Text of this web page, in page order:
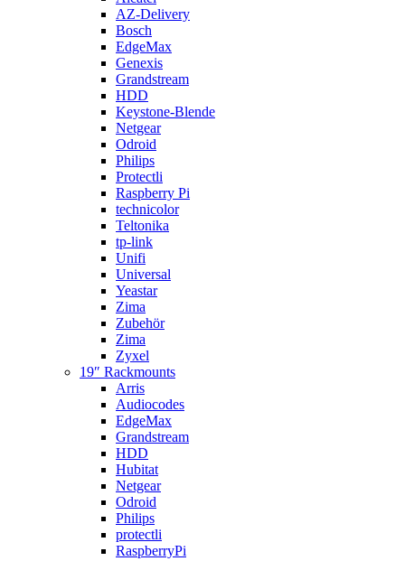
AZ-Delivery
Bosch
EdgeMax
Genexis
Grandstream
HDD
Keystone-Blende
Netgear
Odroid
Philips
Protectli
Raspberry Pi
technicolor
Teltonika
tp-link
Unifi
Universal
Yeastar
Zima
Zubehör
Zima
Zyxel
19″ Rackmounts
Arris
Audiocodes
EdgeMax
Grandstream
HDD
Hubitat
Netgear
Odroid
Philips
protectli
RaspberryPi